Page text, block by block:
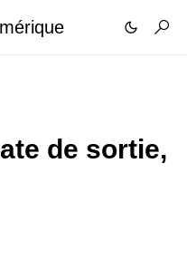
de sortie,